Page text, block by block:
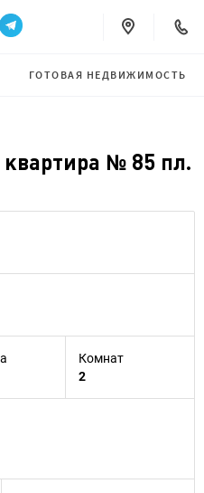
ГОТОВАЯ НЕДВИЖИМОСТЬ
№ 85 пл.
Комнат
2